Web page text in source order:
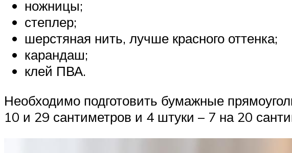
ножницы;
степлер;
шерстяная нить, лучше красного оттенка;
карандаш;
клей ПВА.
Необходимо подготовить бумажные
10 и 29 сантиметров и 4 штуки – 7 на 20